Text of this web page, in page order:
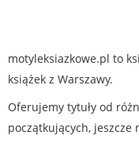
motyleksiazkowe.pl to
książek z Warszawy.
Oferujemy tytuły od
początkujących,